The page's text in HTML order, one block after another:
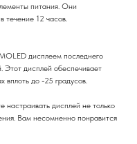
питания. Они
течение 12 часов.
дисплеем последнего
Этот дисплей обеспечивает
вплоть до -25 градусов.
дисплей не только
Вам несомненно понравится